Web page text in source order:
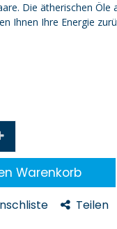
Die ätherischen Öle
Ihnen Ihre Energie
Warenkorb
Teilen